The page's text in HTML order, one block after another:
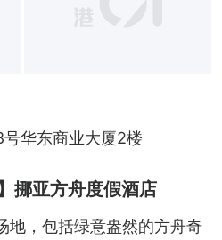
华东商业大厦2楼
挪亚方舟度假酒店
地，包括绿意盎然的方舟奇